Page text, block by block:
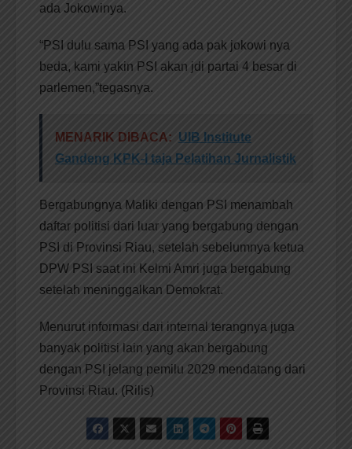
ada Jokowinya.
“PSI dulu sama PSI yang ada pak jokowi nya
beda, kami yakin PSI akan jdi partai 4 besar di
parlemen,”tegasnya.
MENARIK DIBACA: UIB Institute
Gandeng KPK-I taja Pelatihan Jurnalistik
Bergabungnya Maliki dengan PSI menambah
daftar politisi dari luar yang bergabung dengan
PSI di Provinsi Riau, setelah sebelumnya ketua
DPW PSI saat ini Kelmi Amri juga bergabung
setelah meninggalkan Demokrat.
Menurut informasi dari internal terangnya juga
banyak politisi lain yang akan bergabung
dengan PSI jelang pemilu 2029 mendatang dari
Provinsi Riau. (Rilis)